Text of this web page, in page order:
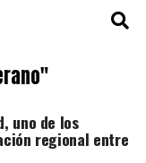
uno de los
regional entre